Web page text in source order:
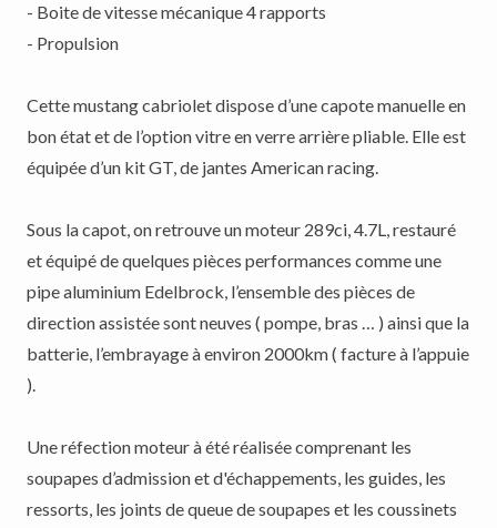
- Boite de vitesse mécanique 4 rapports
- Propulsion
Cette mustang cabriolet dispose d’une capote manuelle en
bon état et de l’option vitre en verre arrière pliable. Elle est
équipée d’un kit GT, de jantes American racing.
Sous la capot, on retrouve un moteur 289ci, 4.7L, restauré
et équipé de quelques pièces performances comme une
pipe aluminium Edelbrock, l’ensemble des pièces de
direction assistée sont neuves ( pompe, bras … ) ainsi que la
batterie, l’embrayage à environ 2000km ( facture à l’appuie
).
Une réfection moteur à été réalisée comprenant les
soupapes d’admission et d'échappements, les guides, les
ressorts, les joints de queue de soupapes et les coussinets